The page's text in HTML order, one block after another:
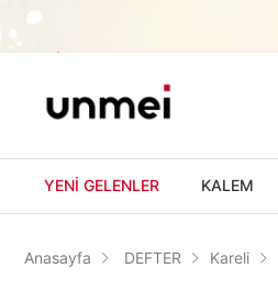
YENİ GELENLER KALEM
Anasayfa DEFTER Kareli